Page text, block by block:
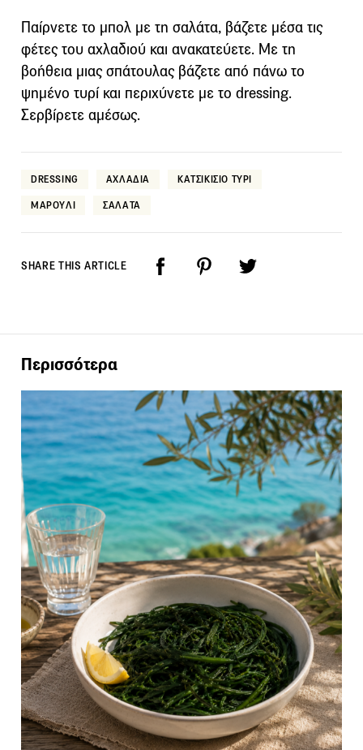
Παίρνετε το μπολ με τη σαλάτα, βάζετε μέσα τις
φέτες του αχλαδιού και ανακατεύετε. Με τη
βοήθεια μιας σπάτουλας βάζετε από πάνω το
ψημένο τυρί και περιχύνετε με το dressing.
Σερβίρετε αμέσως.
DRESSING ΑΧΛΑΔΙΑ ΚΑΤΣΙΚΙΣΙΟ ΤΥΡΙ
ΜΑΡΟΥΛΙ ΣΑΛΑΤΑ
SHARE THIS ARTICLE
Περισσότερα